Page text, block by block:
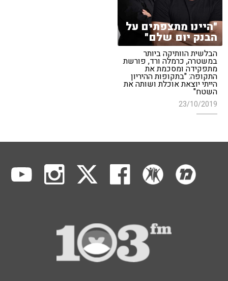
"היינו מתצפתים על
הבנק יום שלם"
הבלשית הוותיקה ביותר
במשטרה, כרמלה ורד, פורשת
מתפקידה ומסכמת את
התקופה: "בתקופות ההיריון
הייתי יוצאת אוכלת ושותה את
השטח"
23/10/2019